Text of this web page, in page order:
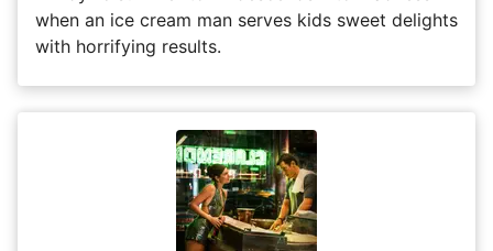
when an ice cream man serves kids sweet delights
with horrifying results.